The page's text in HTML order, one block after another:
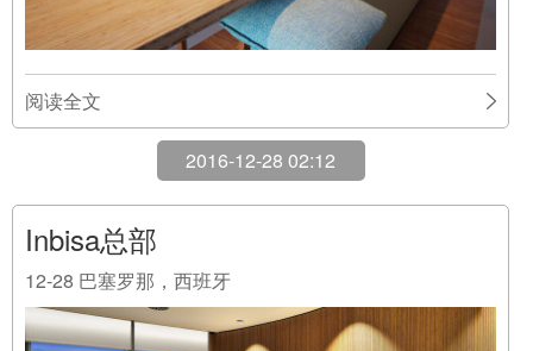
阅读全文
2016-12-28 02:12
Inbisa总部
12-28 巴塞罗那，西班牙